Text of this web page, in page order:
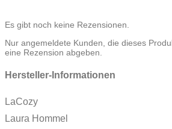
Es gibt noch keine Rezensionen.
Nur angemeldete Kunden, die dieses
eine Rezension abgeben.
Hersteller-Informationen
LaCozy
Laura Hommel